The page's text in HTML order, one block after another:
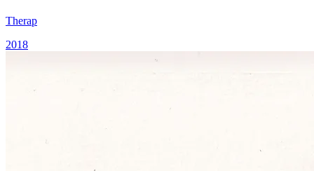
Therap
2018